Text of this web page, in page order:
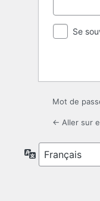
Se
Mot de
← Aller sur
Langue